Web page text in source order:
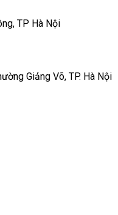
TP Hà Nội
Giảng Võ, TP. Hà Nội